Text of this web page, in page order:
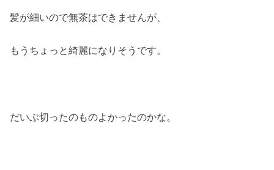
髪が細いので無茶はできませんが、
もうちょっと綺麗になりそうです。
だいぶ切ったのものよかったのかな。